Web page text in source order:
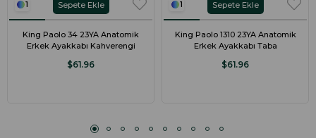
1
King Paolo 34 23YA Anatomik
Erkek Ayakkabı Kahverengi
$61.96
Sepete Ekle 1
King Paolo 1310 23YA Anatomik
Erkek Ayakkabı Taba
$61.96
Sepete Ekle